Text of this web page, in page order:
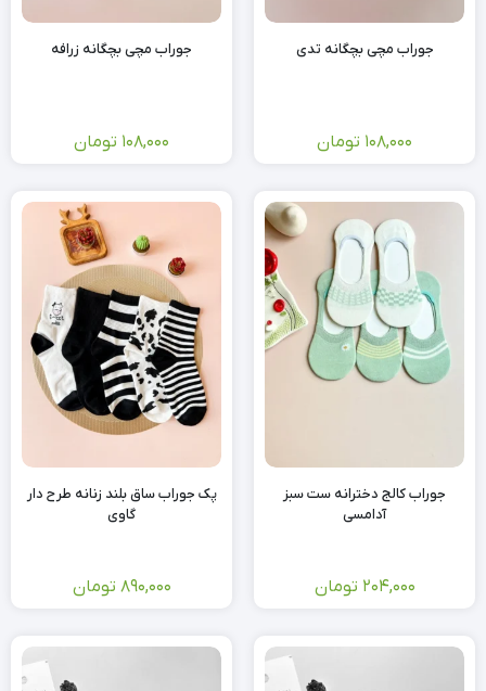
جوراب مچی بچگانه تدی
108,000 تومان
جوراب مچی بچگانه زرافه
108,000 تومان
جوراب کالج دخترانه ست سبز
آدامسی
204,000 تومان
پک جوراب ساق بلند زنانه طرح دار
گاوی
890,000 تومان